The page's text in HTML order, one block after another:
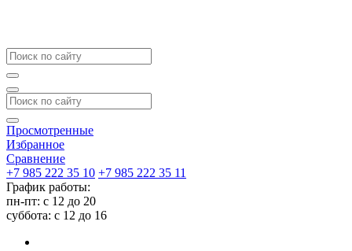
Просмотренные
Избранное
Сравнение
+7 985 222 35 10 +7 985 222 35 11
График работы:
пн-пт: с 12 до 20
суббота: c 12 до 16